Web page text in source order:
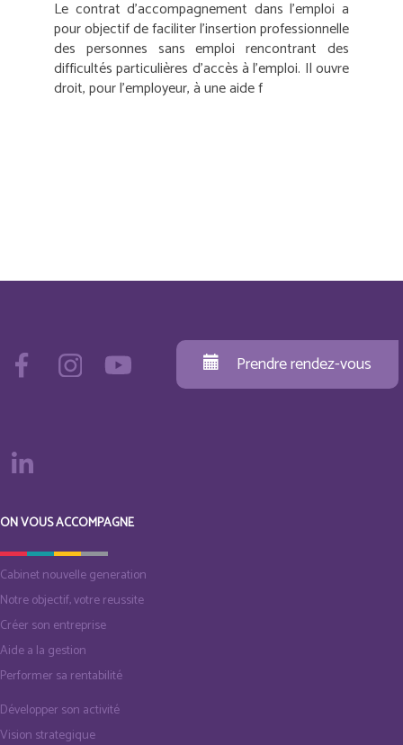
Le contrat d’accompagnement dans l’emploi a
pour objectif de faciliter l’insertion professionnelle
des personnes sans emploi rencontrant des
difficultés particulières d’accès à l’emploi. Il ouvre
droit, pour l’employeur, à une aide f
Prendre rendez-vous
ON VOUS ACCOMPAGNE
Cabinet nouvelle generation
Notre objectif, votre reussite
Créer son entreprise
Aide a la gestion
Performer sa rentabilité
Développer son activité
Vision strategique